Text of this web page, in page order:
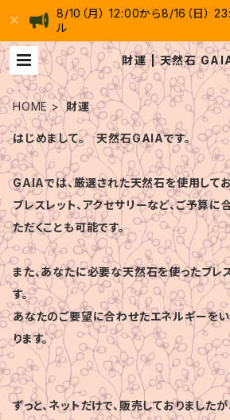
8/10（月） 12:00から8/16（日）
ル
財運 | 天然石
HOME 財運
はじめまして。 天然石GAIAです。
GAIAでは、厳選された天然石を使用してお
ブレスレット、アクセサリーなど、ご予算
ただくことも可能です。
また、あなたに必要な天然石を使ったブレ
す。
あなたのご要望に合わせたエネルギーを
ります。
ずっと、ネットだけで、販売しておりましたが